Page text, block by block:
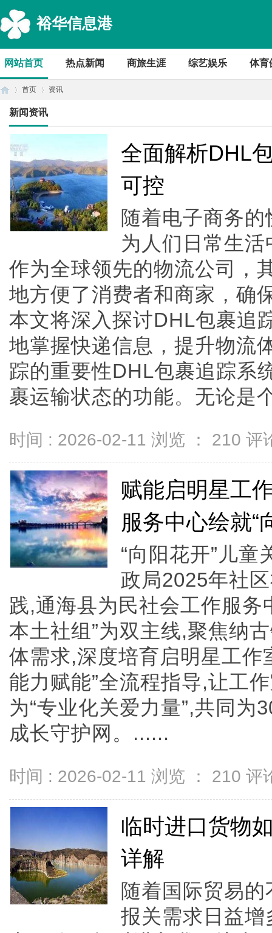
裕华信息港
网站首页 热点新闻 商旅生涯 综艺娱乐 体育
首页 资讯
新闻资讯
全面解析DHL
可控
随着电子商务
为人们日常生
作为全球领先的物流公司，
地方便了消费者和商家，确
本文将深入探讨DHL包裹追
地掌握快递信息，提升物流
踪的重要性DHL包裹追踪系
裹运输状态的功能。无论是
时间 : 2026-02-11 浏览 ： 210 评
赋能启明星工
服务中心绘就“
“向阳花开”儿
政局2025年社
践,通海县为民社会工作服务
本土社组”为双主线,聚焦纳
体需求,深度培育启明星工作
能力赋能”全流程指导,让工
为“专业化关爱力量”,共同为
成长守护网。......
时间 : 2026-02-11 浏览 ： 210 评
临时进口货物
详解
随着国际贸易
报关需求日益